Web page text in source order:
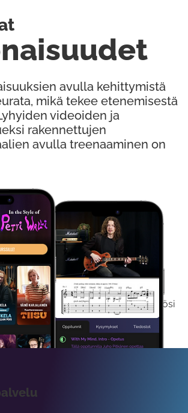
Kokeile Ilmaiseksi
saat koko sisältömme käyttöösi
viikon ajaksi.
avulla kehittymistä
mikä tekee etenemisestä
videoiden ja
rakennettujen
avulla treenaaminen on